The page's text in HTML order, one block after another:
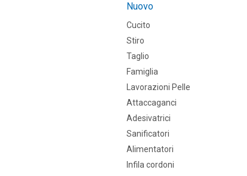
Nuovo
Cucito
Stiro
Taglio
Famiglia
Lavorazioni Pelle
Attaccaganci
Adesivatrici
Sanificatori
Alimentatori
Infila cordoni